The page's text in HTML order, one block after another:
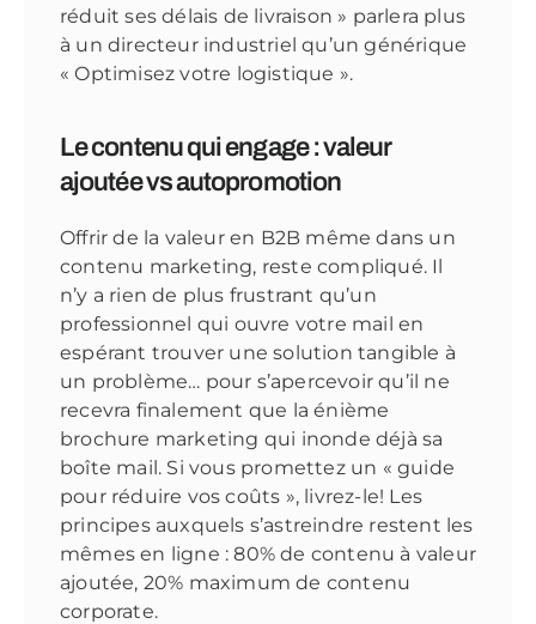
réduit ses délais de livraison » parlera plus
à un directeur industriel qu’un générique
« Optimisez votre logistique ».
Le contenu qui engage : valeur
ajoutée vs autopromotion
Offrir de la valeur en B2B même dans un
contenu marketing, reste compliqué. Il
n’y a rien de plus frustrant qu’un
professionnel qui ouvre votre mail en
espérant trouver une solution tangible à
un problème… pour s’apercevoir qu’il ne
recevra finalement que la énième
brochure marketing qui inonde déjà sa
boîte mail. Si vous promettez un « guide
pour réduire vos coûts », livrez-le! Les
principes auxquels s’astreindre restent les
mêmes en ligne : 80% de contenu à valeur
ajoutée, 20% maximum de contenu
corporate.